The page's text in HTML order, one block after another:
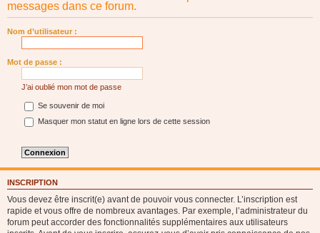
messages dans ce forum.
Nom d’utilisateur :
Mot de passe :
J’ai oublié mon mot de passe
Se souvenir de moi
Masquer mon statut en ligne lors de cette session
INSCRIPTION
Vous devez être inscrit(e) avant de pouvoir vous connecter. L’inscription est
rapide et vous offre de nombreux avantages. Par exemple, l’administrateur du
forum peut accorder des fonctionnalités supplémentaires aux utilisateurs